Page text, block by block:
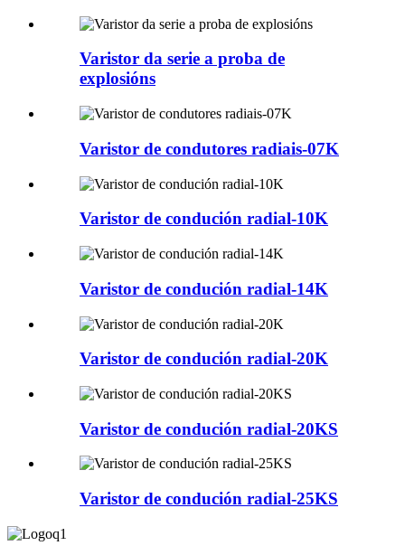
Varistor da serie a proba de
explosións
Varistor de condutores radiais-07K
Varistor de condución radial-10K
Varistor de condución radial-14K
Varistor de condución radial-20K
Varistor de condución radial-20KS
Varistor de condución radial-25KS